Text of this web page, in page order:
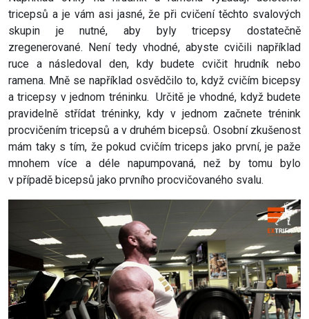
tricepsů a je vám asi jasné, že při cvičení těchto svalových
skupin je nutné, aby byly tricepsy dostatečně
zregenerované. Není tedy vhodné, abyste cvičili například
ruce a následoval den, kdy budete cvičit hrudník nebo
ramena. Mně se například osvědčilo to, když cvičím bicepsy
a tricepsy v jednom tréninku. Určitě je vhodné, když budete
pravidelně střídat tréninky, kdy v jednom začnete trénink
procvičením tricepsů a v druhém bicepsů. Osobní zkušenost
mám taky s tím, že pokud cvičím triceps jako první, je paže
mnohem více a déle napumpovaná, než by tomu bylo
v případě bicepsů jako prvního procvičovaného svalu.